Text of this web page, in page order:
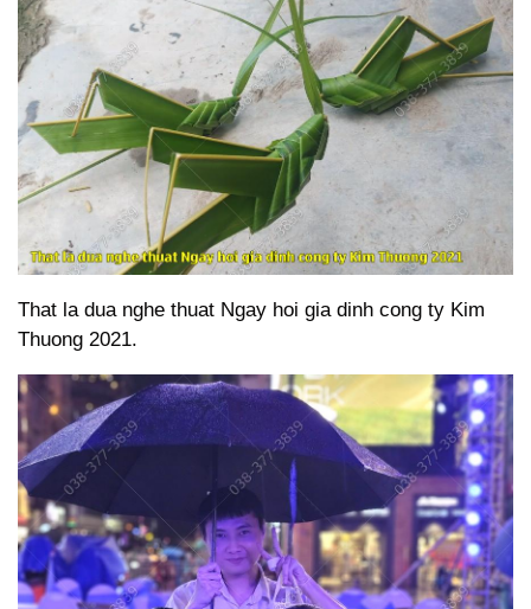
That la dua nghe thuat Ngay hoi gia dinh cong ty Kim
Thuong 2021.